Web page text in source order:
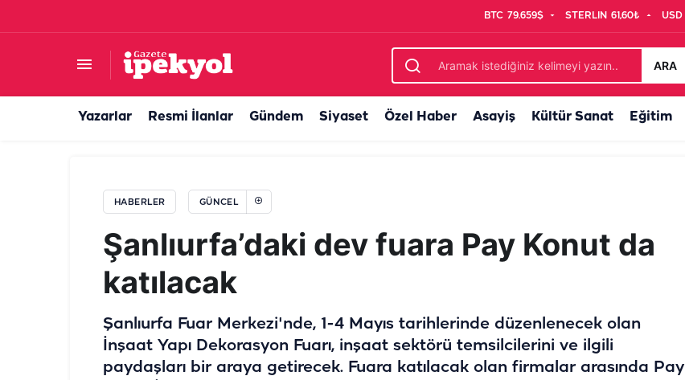
BTC 79.659$ STERLIN 61,60₺ USD
ARA
Yazarlar Resmi İlanlar Gündem Siyaset Özel Haber Asayiş Kültür Sanat Eğitim
HABERLER GÜNCEL
Şanlıurfa’daki dev fuara Pay Konut da
katılacak
Şanlıurfa Fuar Merkezi'nde, 1-4 Mayıs tarihlerinde düzenlenecek olan
İnşaat Yapı Dekorasyon Fuarı, inşaat sektörü temsilcilerini ve ilgili
paydaşları bir araya getirecek. Fuara katılacak olan firmalar arasında Pay